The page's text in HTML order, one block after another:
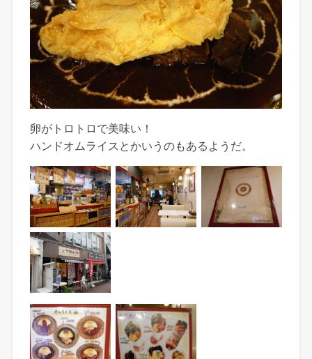
卵がトロトロで美味い！
ハンドオムライスとかいうのもあるようだ。